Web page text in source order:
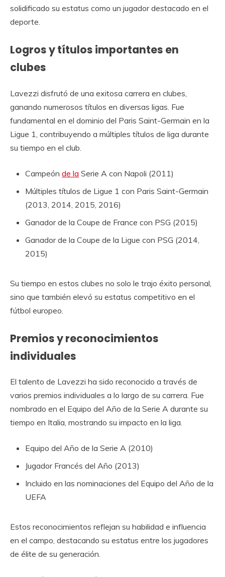
solidificado su estatus como un jugador destacado en el
deporte.
Logros y títulos importantes en
clubes
Lavezzi disfrutó de una exitosa carrera en clubes,
ganando numerosos títulos en diversas ligas. Fue
fundamental en el dominio del Paris Saint-Germain en la
Ligue 1, contribuyendo a múltiples títulos de liga durante
su tiempo en el club.
Campeón de la Serie A con Napoli (2011)
Múltiples títulos de Ligue 1 con Paris Saint-Germain
(2013, 2014, 2015, 2016)
Ganador de la Coupe de France con PSG (2015)
Ganador de la Coupe de la Ligue con PSG (2014,
2015)
Su tiempo en estos clubes no solo le trajo éxito personal,
sino que también elevó su estatus competitivo en el
fútbol europeo.
Premios y reconocimientos
individuales
El talento de Lavezzi ha sido reconocido a través de
varios premios individuales a lo largo de su carrera. Fue
nombrado en el Equipo del Año de la Serie A durante su
tiempo en Italia, mostrando su impacto en la liga.
Equipo del Año de la Serie A (2010)
Jugador Francés del Año (2013)
Incluido en las nominaciones del Equipo del Año de la
UEFA
Estos reconocimientos reflejan su habilidad e influencia
en el campo, destacando su estatus entre los jugadores
de élite de su generación.